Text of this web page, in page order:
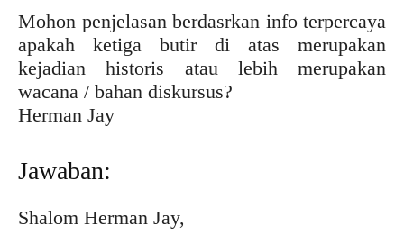
Mohon penjelasan berdasrkan info terpercaya
apakah ketiga butir di atas merupakan
kejadian historis atau lebih merupakan
wacana / bahan diskursus?
Herman Jay
Jawaban:
Shalom Herman Jay,